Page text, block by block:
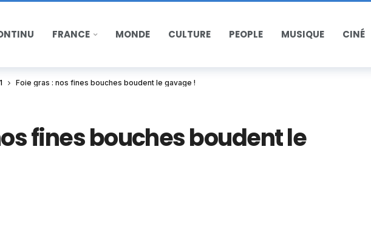
FRANCE MONDE CULTURE PEOPLE MUSIQUE CINÉ
Foie gras : nos fines bouches boudent le gavage !
fines bouches boudent le